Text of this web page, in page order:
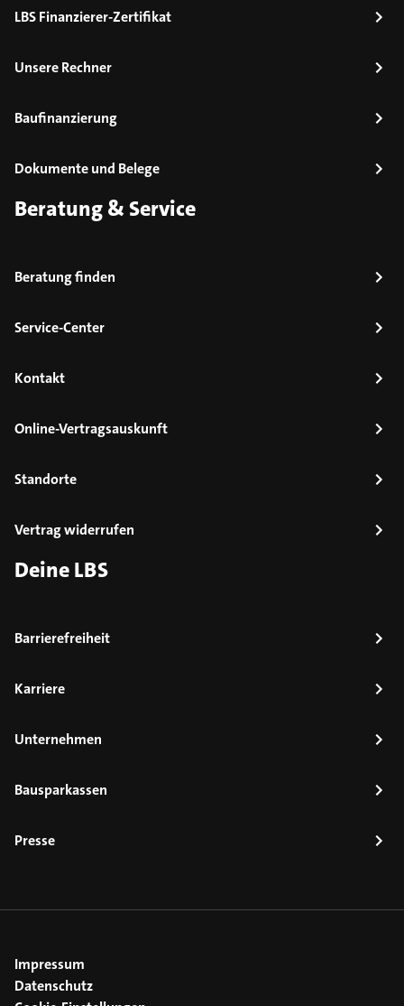
LBS Finanzierer-Zertifikat
Unsere Rechner
Baufinanzierung
Dokumente und Belege
Beratung & Service
Beratung finden
Service-Center
Kontakt
Online-Vertragsauskunft
Standorte
Vertrag widerrufen
Deine LBS
Barrierefreiheit
Karriere
Unternehmen
Bausparkassen
Presse
Impressum
Datenschutz